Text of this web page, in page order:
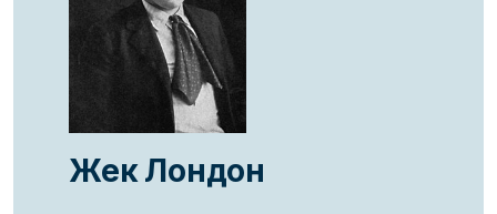
Жек Лондон